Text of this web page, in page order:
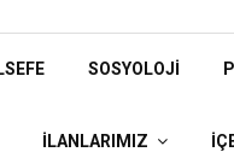
SOSYOLOJI
İLANLARIMIZ